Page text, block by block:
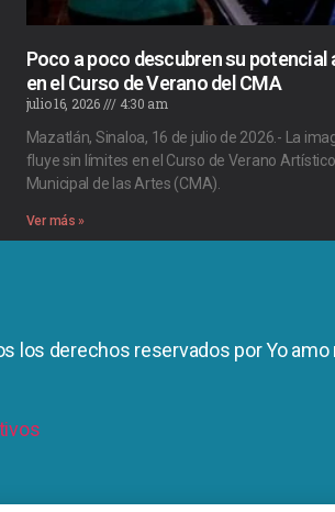
Poco a poco descubren su
en el Curso de Verano del CMA
julio 16, 2026
4:30 am
Mazatlán, Sinaloa, 16 de julio de 2026.- La
fluye sin límites en el Curso de Verano
Municipal de las Artes (CMA).
Ver más »
los derechos reservados por Yo amo